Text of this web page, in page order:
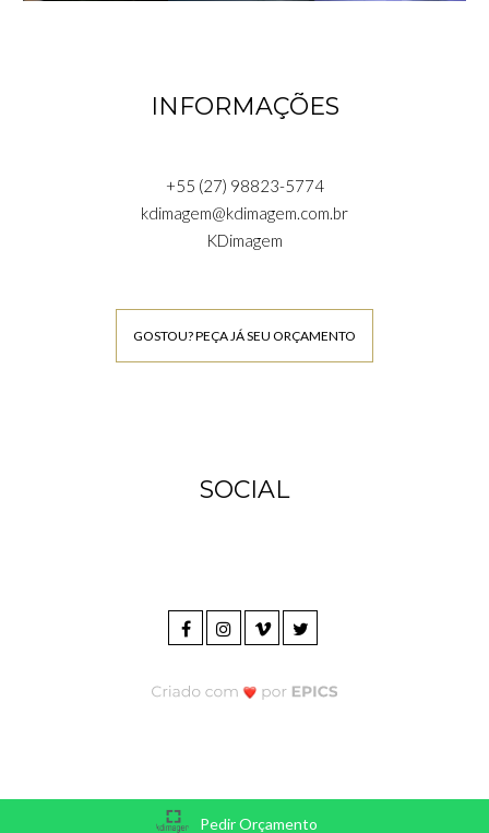
INFORMAÇÕES
+55 (27) 98823-5774
kdimagem@kdimagem.com.br
KDimagem
GOSTOU? PEÇA JÁ SEU ORÇAMENTO
SOCIAL
Pedir Orçamento